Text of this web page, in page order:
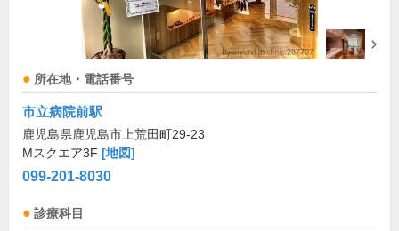
所在地・電話番号
市立病院前駅
鹿児島県鹿児島市上荒田町29-23
Mスクエア3F [地図]
099-201-8030
診療科目